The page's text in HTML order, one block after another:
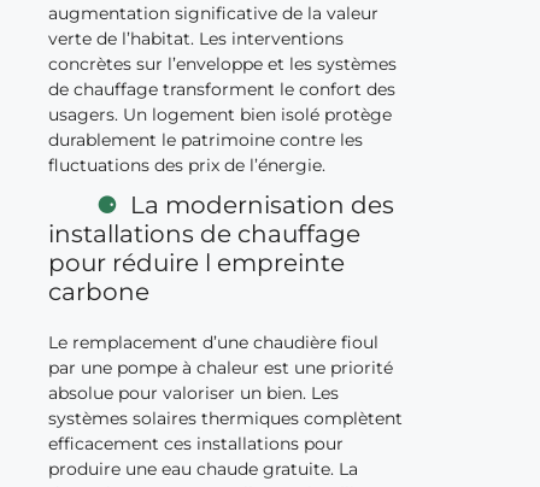
augmentation significative de la valeur
verte de l’habitat. Les interventions
concrètes sur l’enveloppe et les systèmes
de chauffage transforment le confort des
usagers. Un logement bien isolé protège
durablement le patrimoine contre les
fluctuations des prix de l’énergie.
La modernisation des
installations de chauffage
pour réduire l empreinte
carbone
Le remplacement d’une chaudière fioul
par une pompe à chaleur est une priorité
absolue pour valoriser un bien. Les
systèmes solaires thermiques complètent
efficacement ces installations pour
produire une eau chaude gratuite. La